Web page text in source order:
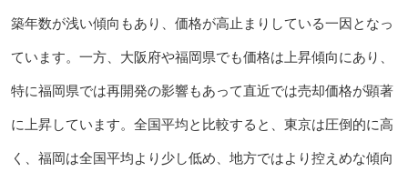
築年数が浅い傾向もあり、価格が高止まりしている一因となっ
ています。一方、大阪府や福岡県でも価格は上昇傾向にあり、
特に福岡県では再開発の影響もあって直近では売却価格が顕著
に上昇しています。全国平均と比較すると、東京は圧倒的に高
く、福岡は全国平均より少し低め、地方ではより控えめな傾向